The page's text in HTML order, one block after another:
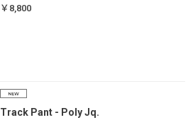
￥8,800
Track Pant - Poly Jq.